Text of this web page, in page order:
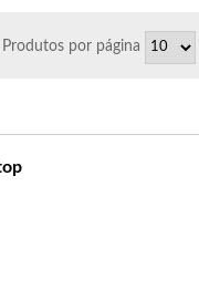
Produtos por página